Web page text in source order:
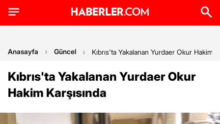
Anasayfa Güncel Kıbrıs'ta Yakalanan Yurdaer Okur Hakim
Kıbrıs'ta Yakalanan Yurdaer Okur
Hakim Karşısında